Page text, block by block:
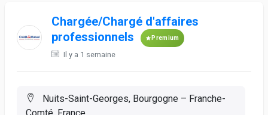
Chargée/Chargé d'affaires
professionnels
Premium
Il y a 1 semaine
Nuits-Saint-Georges, Bourgogne – Franche-